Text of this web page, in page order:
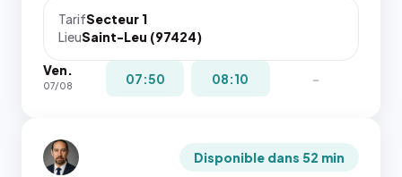
TarifSecteur 1
LieuSaint-Leu (97424)
Ven.
07/08 07:50 08:10 -
Disponible dans 52 min